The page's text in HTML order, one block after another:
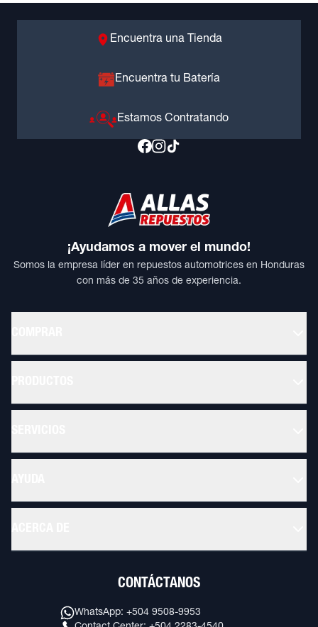
Encuentra una Tienda
Encuentra tu Batería
Estamos Contratando
¡Ayudamos a mover el mundo!
Somos la empresa líder en repuestos automotrices en Honduras
con más de 35 años de experiencia.
CONTÁCTANOS
WhatsApp: +504 9508-9953